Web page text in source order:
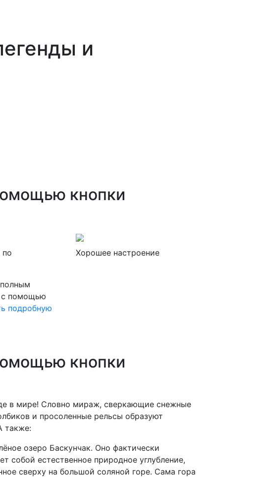
и
кнопки
по
с помощью
подробную
Хорошее настроение
кнопки
в мире! Словно мираж, сверкающие снежные
и просоленные рельсы образуют
также:
озеро Баскунчак. Оно фактически
собой естественное природное углубление,
сверху на большой соляной горе. Сама гора